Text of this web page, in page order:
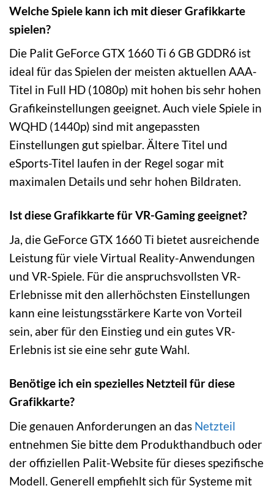
Welche Spiele kann ich mit dieser Grafikkarte
spielen?
Die Palit GeForce GTX 1660 Ti 6 GB GDDR6 ist
ideal für das Spielen der meisten aktuellen AAA-
Titel in Full HD (1080p) mit hohen bis sehr hohen
Grafikeinstellungen geeignet. Auch viele Spiele in
WQHD (1440p) sind mit angepassten
Einstellungen gut spielbar. Ältere Titel und
eSports-Titel laufen in der Regel sogar mit
maximalen Details und sehr hohen Bildraten.
Ist diese Grafikkarte für VR-Gaming geeignet?
Ja, die GeForce GTX 1660 Ti bietet ausreichende
Leistung für viele Virtual Reality-Anwendungen
und VR-Spiele. Für die anspruchsvollsten VR-
Erlebnisse mit den allerhöchsten Einstellungen
kann eine leistungsstärkere Karte von Vorteil
sein, aber für den Einstieg und ein gutes VR-
Erlebnis ist sie eine sehr gute Wahl.
Benötige ich ein spezielles Netzteil für diese
Grafikkarte?
Die genauen Anforderungen an das Netzteil
entnehmen Sie bitte dem Produkthandbuch oder
der offiziellen Palit-Website für dieses spezifische
Modell. Generell empfiehlt sich für Systeme mit